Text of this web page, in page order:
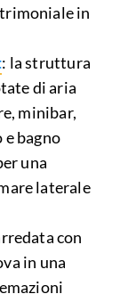
in
: la struttura
di aria
minibar,
e bagno
una
laterale
con
in una